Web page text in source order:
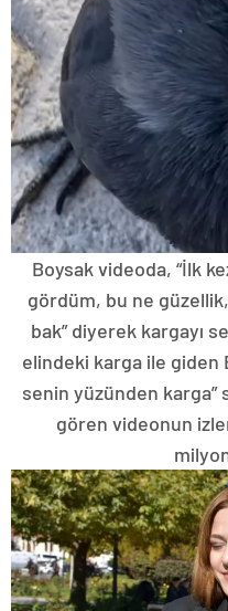
Boysak videoda, “İlk
gördüm, bu ne
bak” diyerek kargayı
elindeki karga ile giden
senin yüzünden
gören videonun